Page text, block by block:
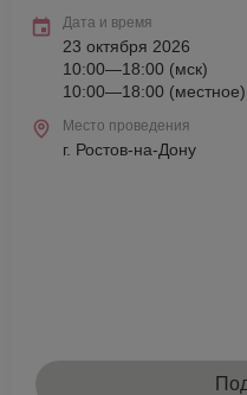
Дата и время
23 октября 2026
10:00—18:00 (мск)
10:00—18:00 (местное)
Место проведения
г. Ростов-на-Дону